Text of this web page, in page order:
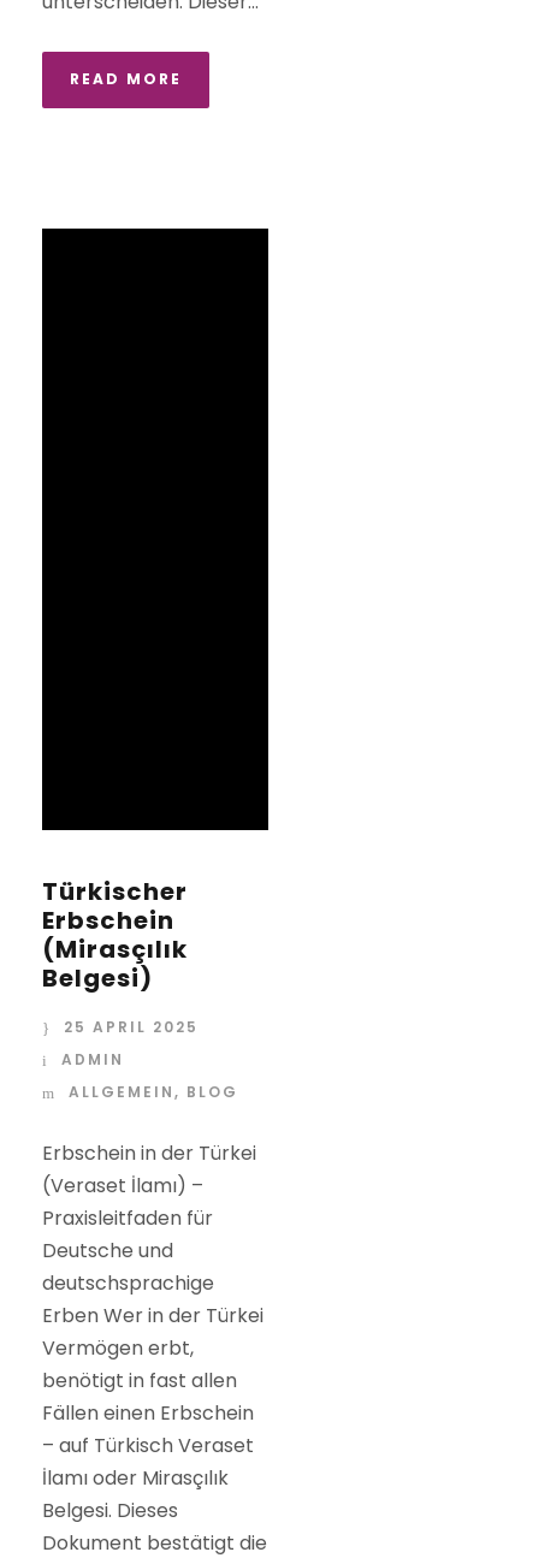
READ MORE
Türkischer
Erbschein
(Mirasçılık
Belgesi)
25 APRIL 2025
ADMIN
ALLGEMEIN, BLOG
Erbschein in der Türkei
(Veraset İlamı) –
Praxisleitfaden für
Deutsche und
deutschsprachige
Erben Wer in der Türkei
Vermögen erbt,
benötigt in fast allen
Fällen einen Erbschein
– auf Türkisch Veraset
İlamı oder Mirasçılık
Belgesi. Dieses
Dokument bestätigt die